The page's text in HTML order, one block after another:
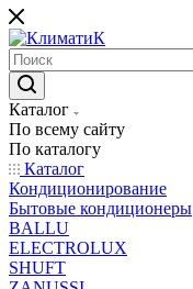
Каталог
По всему сайту
По каталогу
Каталог
Кондиционирование
Бытовые кондиционеры
BALLU
ELECTROLUX
SHUFT